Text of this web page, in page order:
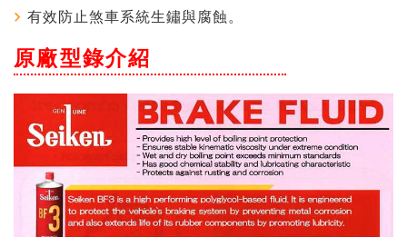
有效防止煞車系統生鏽與腐蝕。
原廠型錄介紹